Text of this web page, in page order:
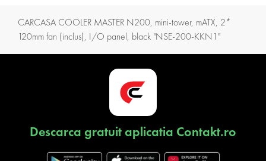
CARCASA COOLER MASTER N200, mini-tower, mATX, 2*
120mm fan (inclus), I/O panel, black "NSE-200-KKN1"
Descarca gratuit aplicatia Contakt.ro